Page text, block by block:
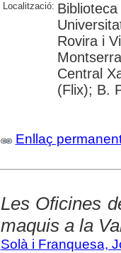
Localització:
Rovira i
Central
(Flix); B.
Enllaç
Les Oficines
maquis a la
Solà i Franquesa,